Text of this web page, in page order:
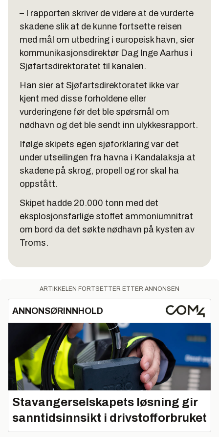
– I rapporten skriver de videre at de vurderte
skadene slik at de kunne fortsette reisen
med mål om utbedring i europeisk havn, sier
kommunikasjonsdirektør Dag Inge Aarhus i
Sjøfartsdirektoratet til kanalen.
Han sier at Sjøfartsdirektoratet ikke var
kjent med disse forholdene eller
vurderingene før det ble spørsmål om
nødhavn og det ble sendt inn ulykkesrapport.
Ifølge skipets egen sjøforklaring var det
under utseilingen fra havna i Kandalaksja at
skadene på skrog, propell og ror skal ha
oppstått.
Skipet hadde 20.000 tonn med det
eksplosjonsfarlige stoffet ammoniumnitrat
om bord da det søkte nødhavn på kysten av
Troms.
ARTIKKELEN FORTSETTER ETTER ANNONSEN
ANNONSØRINNHOLD
Stavangerselskapets løsning gir
sanntidsinnsikt i drivstofforbruket